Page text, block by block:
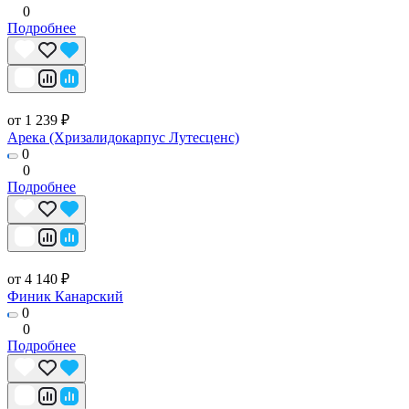
0
Подробнее
от 1 239 ₽
Арека (Хризалидокарпус Лутесценс)
0
0
Подробнее
от 4 140 ₽
Финик Канарский
0
0
Подробнее